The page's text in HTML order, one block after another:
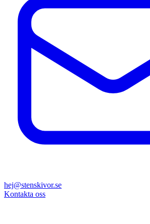
hej@stenskivor.se
Kontakta oss